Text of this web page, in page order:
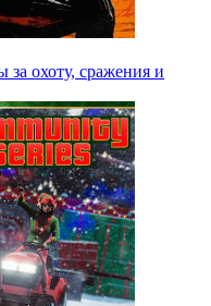
за охоту, сражения и